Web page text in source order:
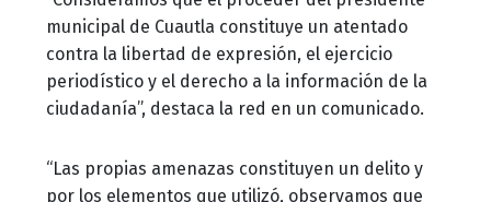
municipal de Cuautla constituye un atentado
contra la libertad de expresión, el ejercicio
periodístico y el derecho a la información de la
ciudadanía”, destaca la red en un comunicado.
“Las propias amenazas constituyen un delito y
por los elementos que utilizó, observamos que